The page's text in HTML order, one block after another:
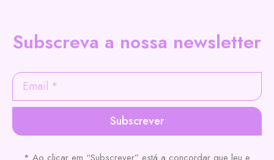
Subscreva a nossa newsletter
Subscrever